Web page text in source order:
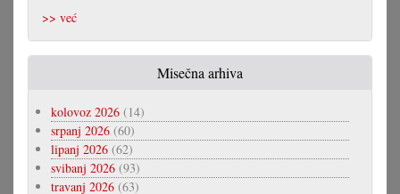
>> već
Misečna arhiva
kolovoz 2026 (14)
srpanj 2026 (60)
lipanj 2026 (62)
svibanj 2026 (93)
travanj 2026 (63)